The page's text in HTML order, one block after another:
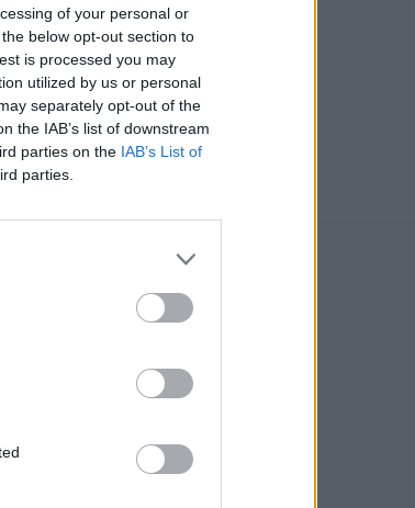
of your personal or
below opt-out section to
is processed you may
utilized by us or personal
separately opt-out of the
the IAB’s list of downstream
parties on the IAB’s List of
parties.